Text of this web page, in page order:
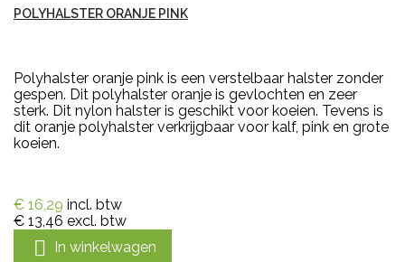
POLYHALSTER ORANJE PINK
Polyhalster oranje pink is een verstelbaar halster zonder
gespen. Dit polyhalster oranje is gevlochten en zeer
sterk. Dit nylon halster is geschikt voor koeien. Tevens is
dit oranje polyhalster verkrijgbaar voor kalf, pink en grote
koeien.
€ 16,29 incl. btw
€ 13,46 excl. btw
 In winkelwagen